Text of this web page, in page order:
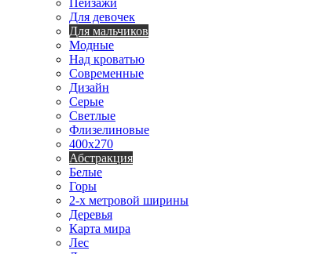
Пейзажи
Для девочек
Для мальчиков
Модные
Над кроватью
Современные
Дизайн
Серые
Светлые
Флизелиновые
400х270
Абстракция
Белые
Горы
2-х метровой ширины
Деревья
Карта мира
Лес